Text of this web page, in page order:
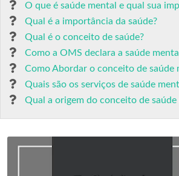
O que é saúde mental e qual sua
Qual é a importância da saúde?
Qual é o conceito de saúde?
Como a OMS declara a saúde
Como Abordar o conceito de saúde
Quais são os serviços de saúde
Qual a origem do conceito de